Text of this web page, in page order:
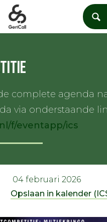
complete agenda
via onderstaande
f/eventapp/ics
04 februari 2026
Opslaan in kalender